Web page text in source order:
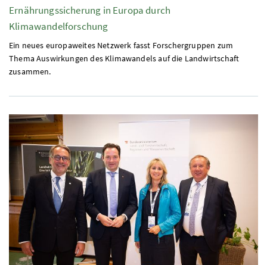
Ernährungssicherung in Europa durch
Klimawandelforschung
Ein neues europaweites Netzwerk fasst Forschergruppen zum
Thema Auswirkungen des Klimawandels auf die Landwirtschaft
zusammen.